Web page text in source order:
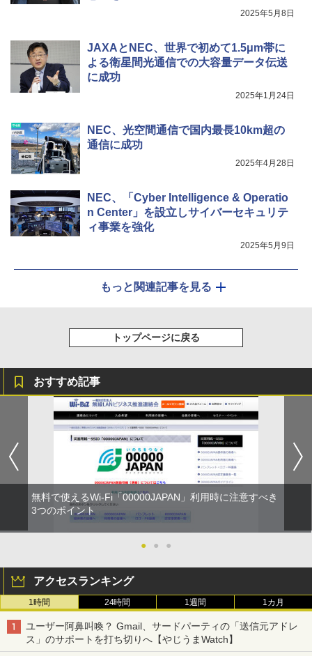
2025年5月8日
JAXAとNEC、世界で初めて1.5μm帯に
よる衛星間光通信での大容量データ伝送
に成功
2025年1月24日
NEC、光空間通信で国内最長10km超の
通信に成功
2025年4月28日
NEC、「Cyber Intelligence & Operatio
n Center」を設立しサイバーセキュリテ
ィ事業を強化
2025年5月9日
もっと関連記事を見る
トップページに戻る
おすすめ記事
無料で使えるWi-Fi「00000JAPAN」利用時に注意すべき
3つのポイント
● ● ●
アクセスランキング
1時間 24時間 1週間 1カ月
ユーザー阿鼻叫喚？ Gmail、サードパーティの「送信元アドレ
ス」のサポートを打ち切りへ【やじうまWatch】